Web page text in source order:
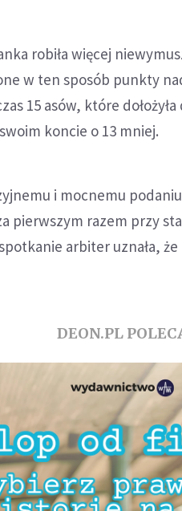
robiła więcej
w ten sposób punkty
15 asów, które
koncie o 13 mniej.
i mocnemu
pierwszym razem przy
arbiter uznała, że
DEON.PL